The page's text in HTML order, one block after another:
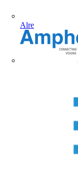
Alre